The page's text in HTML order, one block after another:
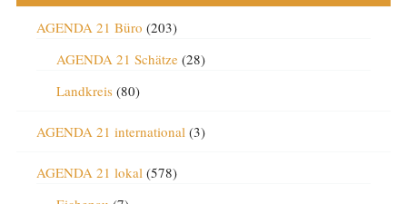
AGENDA 21 Büro (203)
AGENDA 21 Schätze(28)
Landkreis(80)
AGENDA 21 international(3)
AGENDA 21 lokal(578)